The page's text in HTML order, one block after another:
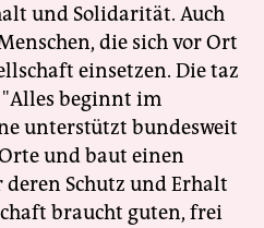
und Solidarität. Auch
die sich vor Ort
einsetzen. Die taz
beginnt im
unterstützt bundesweit
und baut einen
Schutz und Erhalt
braucht guten, frei